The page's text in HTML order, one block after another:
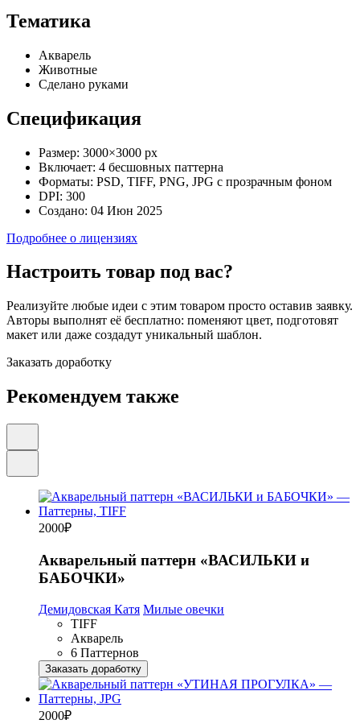
Тематика
Акварель
Животные
Сделано руками
Спецификация
Размер: 3000×3000 px
Включает: 4 бесшовных паттерна
Форматы: PSD, TIFF, PNG, JPG с прозрачным фоном
DPI: 300
Создано: 04 Июн 2025
Подробнее о лицензиях
Настроить товар под вас?
Реализуйте любые идеи с этим товаром просто оставив заявку.
Авторы выполнят её бесплатно: поменяют цвет, подготовят
макет или даже создадут уникальный шаблон.
Заказать доработку
Рекомендуем также
2000₽
Акварельный паттерн «ВАСИЛЬКИ и
БАБОЧКИ»
Демидовская Катя Милые овечки
TIFF
Акварель
6 Паттернов
Заказать доработку
2000₽